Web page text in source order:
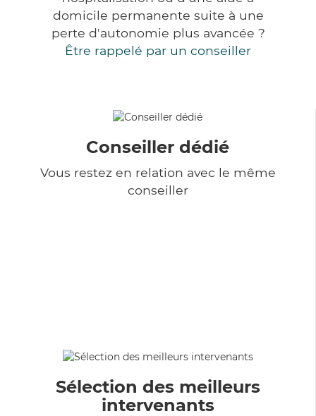
domicile permanente suite à une
perte d'autonomie plus avancée ?
Être rappelé par un conseiller
Conseiller dédié
Vous restez en relation avec le même
conseiller
Sélection des meilleurs
intervenants